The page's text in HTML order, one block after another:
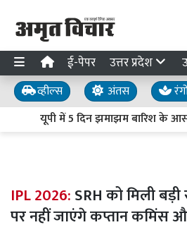
ई-पेपर उत्तर प्रदेश
व्हील्स अंतस
यूपी में 5 दिन झमाझम बारिश के
IPL 2026:SRH को मिली बड़ी
पर नहीं जाएंगे कप्तान कमिंस